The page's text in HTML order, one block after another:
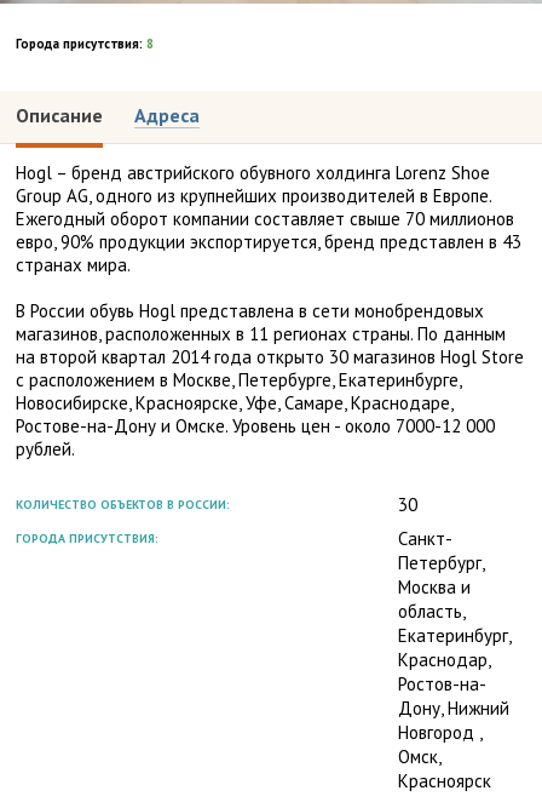
Города присутствия: 8
Описание Адреса
Hogl – бренд австрийского обувного холдинга Lorenz Shoe
Group AG, одного из крупнейших производителей в Европе.
Ежегодный оборот компании составляет свыше 70 миллионов
евро, 90% продукции экспортируется, бренд представлен в 43
странах мира.
В России обувь Hogl представлена в сети монобрендовых
магазинов, расположенных в 11 регионах страны. По данным
на второй квартал 2014 года открыто 30 магазинов Hogl Store
с расположением в Москве, Петербурге, Екатеринбурге,
Новосибирске, Красноярске, Уфе, Самаре, Краснодаре,
Ростове-на-Дону и Омске. Уровень цен - около 7000-12 000
рублей.
КОЛИЧЕСТВО ОБЪЕКТОВ В РОССИИ: 30
ГОРОДА ПРИСУТСТВИЯ:
Санкт-
Петербург,
Москва и
область,
Екатеринбург,
Краснодар,
Ростов-на-
Дону, Нижний
Новгород ,
Омск,
Красноярск